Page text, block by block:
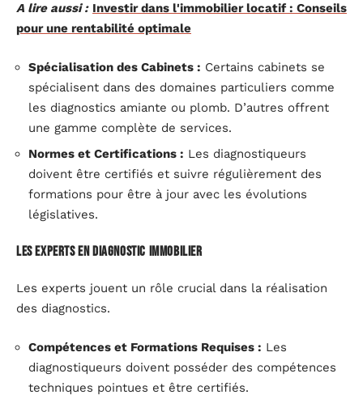
A lire aussi : Investir dans l'immobilier locatif : Conseils
pour une rentabilité optimale
Spécialisation des Cabinets : Certains cabinets se
spécialisent dans des domaines particuliers comme
les diagnostics amiante ou plomb. D’autres offrent
une gamme complète de services.
Normes et Certifications : Les diagnostiqueurs
doivent être certifiés et suivre régulièrement des
formations pour être à jour avec les évolutions
législatives.
Les Experts en Diagnostic Immobilier
Les experts jouent un rôle crucial dans la réalisation
des diagnostics.
Compétences et Formations Requises : Les
diagnostiqueurs doivent posséder des compétences
techniques pointues et être certifiés.